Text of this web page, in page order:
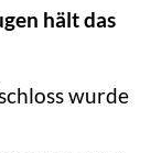
hält das
wurde